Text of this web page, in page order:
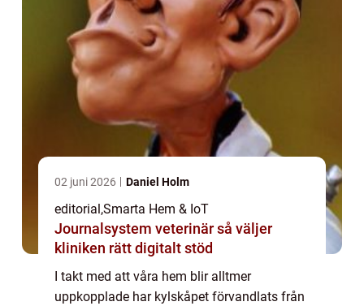
02 juni 2026 Daniel Holm
editorial,Smarta Hem & IoT
Journalsystem veterinär så väljer
kliniken rätt digitalt stöd
I takt med att våra hem blir alltmer
uppkopplade har kylskåpet förvandlats från